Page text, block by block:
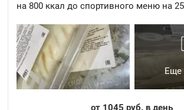
на 800 ккал до спортивного меню на
Еще
от 1045 руб. в день